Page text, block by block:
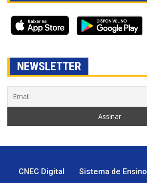
NEWSLETTER
CNEC Digital Sistema de Ensino